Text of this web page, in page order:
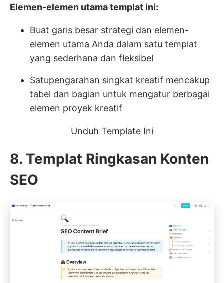
Elemen-elemen utama templat ini:
Buat garis besar strategi dan elemen-
elemen utama Anda dalam satu templat
yang sederhana dan fleksibel
Satupengarahan singkat kreatif mencakup
tabel dan bagian untuk mengatur berbagai
elemen proyek kreatif
Unduh Template Ini
8. Templat Ringkasan Konten
SEO